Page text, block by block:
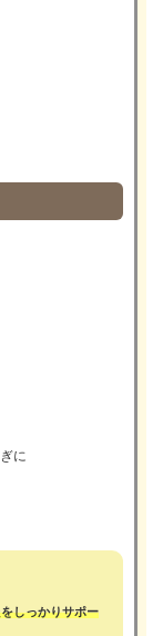
に
しっかりサポー